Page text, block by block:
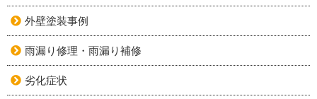
外壁塗装事例
雨漏り修理・雨漏り補修
劣化症状